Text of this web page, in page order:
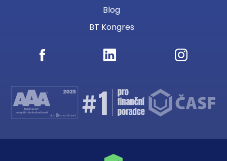
Blog
BT Kongres